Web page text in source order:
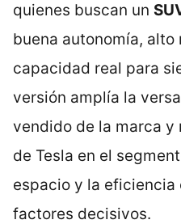
quienes buscan un
buena autonomía,
capacidad real para
versión amplía la
vendido de la marca
de Tesla en el
espacio y la eficiencia
factores decisivos.